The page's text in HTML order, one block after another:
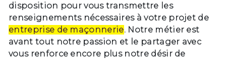
disposition pour vous transmettre les
renseignements nécessaires à votre projet de
entreprise de maçonnerie. Notre métier est
avant tout notre passion et le partager avec
vous renforce encore plus notre désir de